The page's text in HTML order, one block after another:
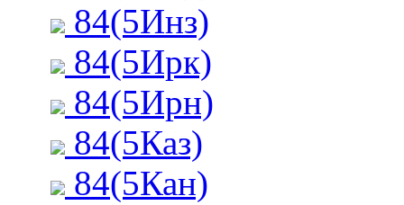
84(5Инз)
84(5Ирк)
84(5Ирн)
84(5Каз)
84(5Кан)